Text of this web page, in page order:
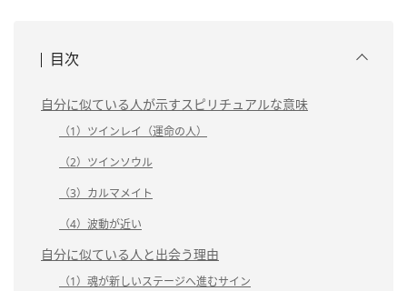
目次
自分に似ている人が示すスピリチュアルな意味
（1）ツインレイ（運命の人）
（2）ツインソウル
（3）カルマメイト
（4）波動が近い
自分に似ている人と出会う理由
（1）魂が新しいステージへ進むサイン